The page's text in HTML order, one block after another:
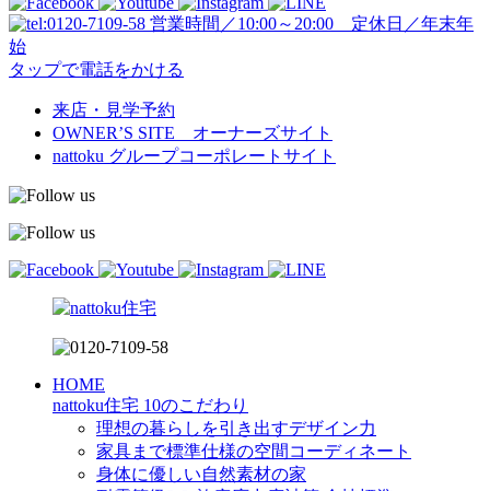
営業時間／10:00～20:00 定休日／年末年
始
タップで電話をかける
来店・見学予約
OWNER’S SITE オーナーズサイト
nattoku グループコーポレートサイト
HOME
nattoku住宅 10のこだわり
理想の暮らしを引き出すデザイン力
家具まで標準仕様の空間コーディネート
身体に優しい自然素材の家